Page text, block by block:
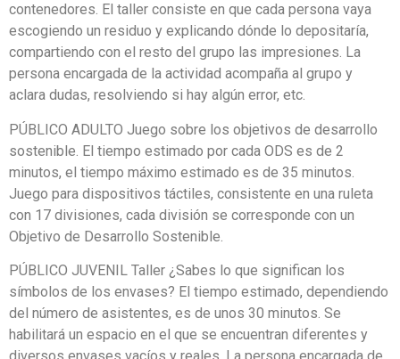
contenedores. El taller consiste en que cada persona vaya
escogiendo un residuo y explicando dónde lo depositaría,
compartiendo con el resto del grupo las impresiones. La
persona encargada de la actividad acompaña al grupo y
aclara dudas, resolviendo si hay algún error, etc.
PÚBLICO ADULTO Juego sobre los objetivos de desarrollo
sostenible. El tiempo estimado por cada ODS es de 2
minutos, el tiempo máximo estimado es de 35 minutos.
Juego para dispositivos táctiles, consistente en una ruleta
con 17 divisiones, cada división se corresponde con un
Objetivo de Desarrollo Sostenible.
PÚBLICO JUVENIL Taller ¿Sabes lo que significan los
símbolos de los envases? El tiempo estimado, dependiendo
del número de asistentes, es de unos 30 minutos. Se
habilitará un espacio en el que se encuentran diferentes y